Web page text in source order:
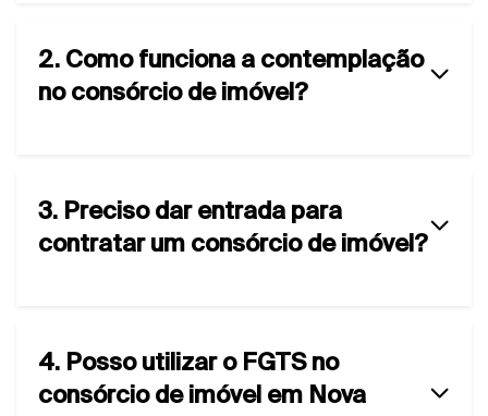
2. Como funciona a contemplação
no consórcio de imóvel?
3. Preciso dar entrada para
contratar um consórcio de imóvel?
4. Posso utilizar o FGTS no
consórcio de imóvel em Nova